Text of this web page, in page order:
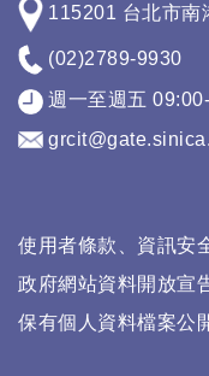
115201 台北市南
(02)2789-9930
週一至週五
使用者條款、資訊安
政府網站資料開放宣
保有個人資料檔案公